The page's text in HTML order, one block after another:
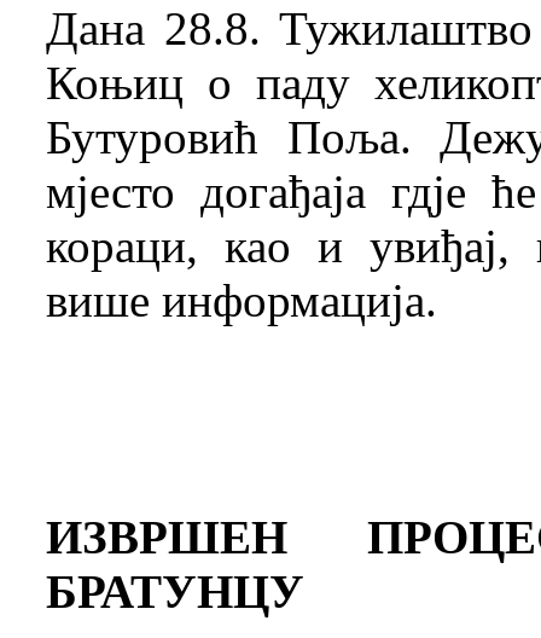
Дана 28.8.
Коњиц о паду
Бутуровић Поља.
мјесто догађаја гдје
кораци, као и увиђај,
више информација.
ИЗВРШЕН
БРАТУНЦУ